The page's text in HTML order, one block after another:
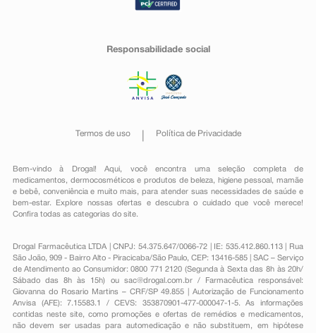
Responsabilidade social
Termos de uso Política de Privacidade
Bem-vindo à Drogal! Aqui, você encontra uma seleção completa de
medicamentos , dermocosméticos e produtos de beleza, higiene pessoal ,mamãe
e bebê, conveniênciae muito mais, para atender suas necessidades de saúde e
bem-estar. Explore nossas ofertas e descubra o cuidado que você merece!
Confira todas as categorias do site.
Drogal Farmacêutica LTDA | CNPJ: 54.375.647/0066-72 | IE: 535.412.860.113 | Rua
São João, 909 - Bairro Alto - Piracicaba/São Paulo, CEP: 13416-585 | SAC – Serviço
de Atendimento ao Consumidor: 0800 771 2120 (Segunda à Sexta das 8h às 20h/
Sábado das 8h às 15h) ou sac@drogal.com.br/ Farmacêutica responsável:
Giovanna do Rosario Martins – CRF/SP 49.855 | Autorização de Funcionamento
Anvisa (AFE): 7.15583.1 / CEVS: 353870901-477-000047-1-5. As informações
contidas neste site, como promoções e ofertas de remédios e medicamentos,
não devem ser usadas para automedicação e não substituem, em hipótese